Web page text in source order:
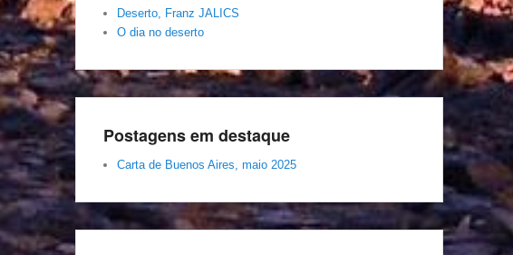
Deserto, Franz JALICS
O dia no deserto
Postagens em destaque
Carta de Buenos Aires, maio 2025